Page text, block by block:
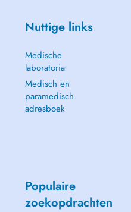
Nuttige links
Medische
laboratoria
Medisch en
paramedisch
adresboek
Populaire
zoekopdrachten